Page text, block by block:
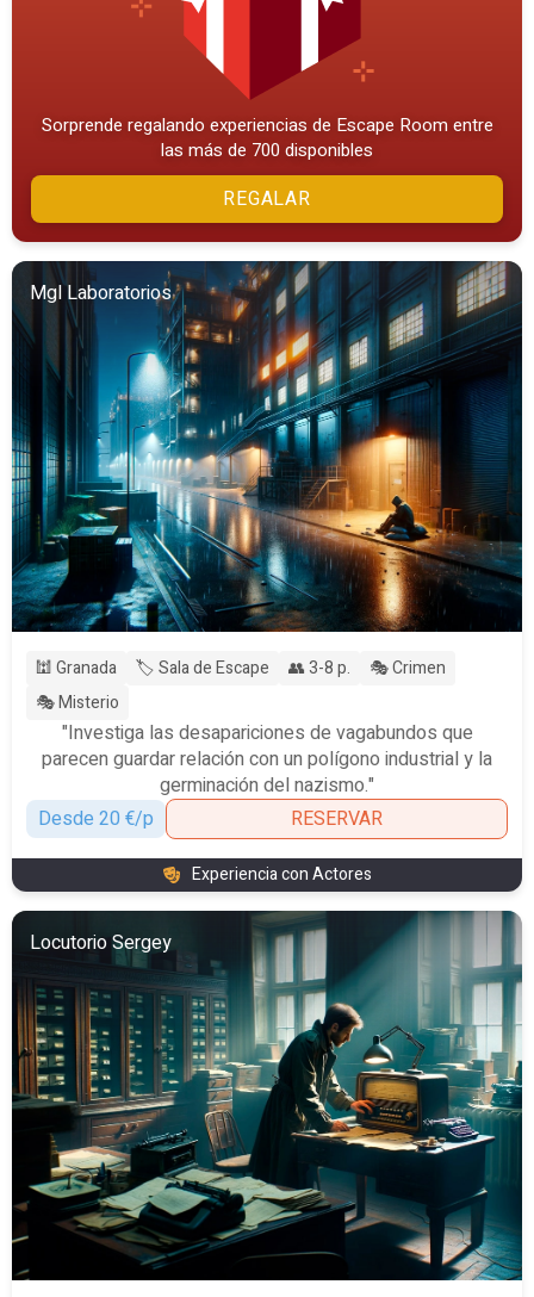
Sorprende regalando experiencias de Escape Room entre
las más de 700 disponibles
REGALAR
Mgl Laboratorios
🕍 Granada 🏷️ Sala de Escape 👥 3-8 p.
🎭 Crimen
🎭 Misterio
"Investiga las desapariciones de vagabundos que
parecen guardar relación con un polígono industrial y la
germinación del nazismo."
Desde 20 €/p
RESERVAR
Experiencia con Actores
Locutorio Sergey